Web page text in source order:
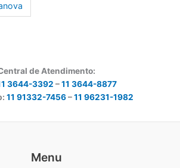
de Atendimento:
3644-3392 –11 3644-8877
11 91332-7456–11 96231-1982
Menu